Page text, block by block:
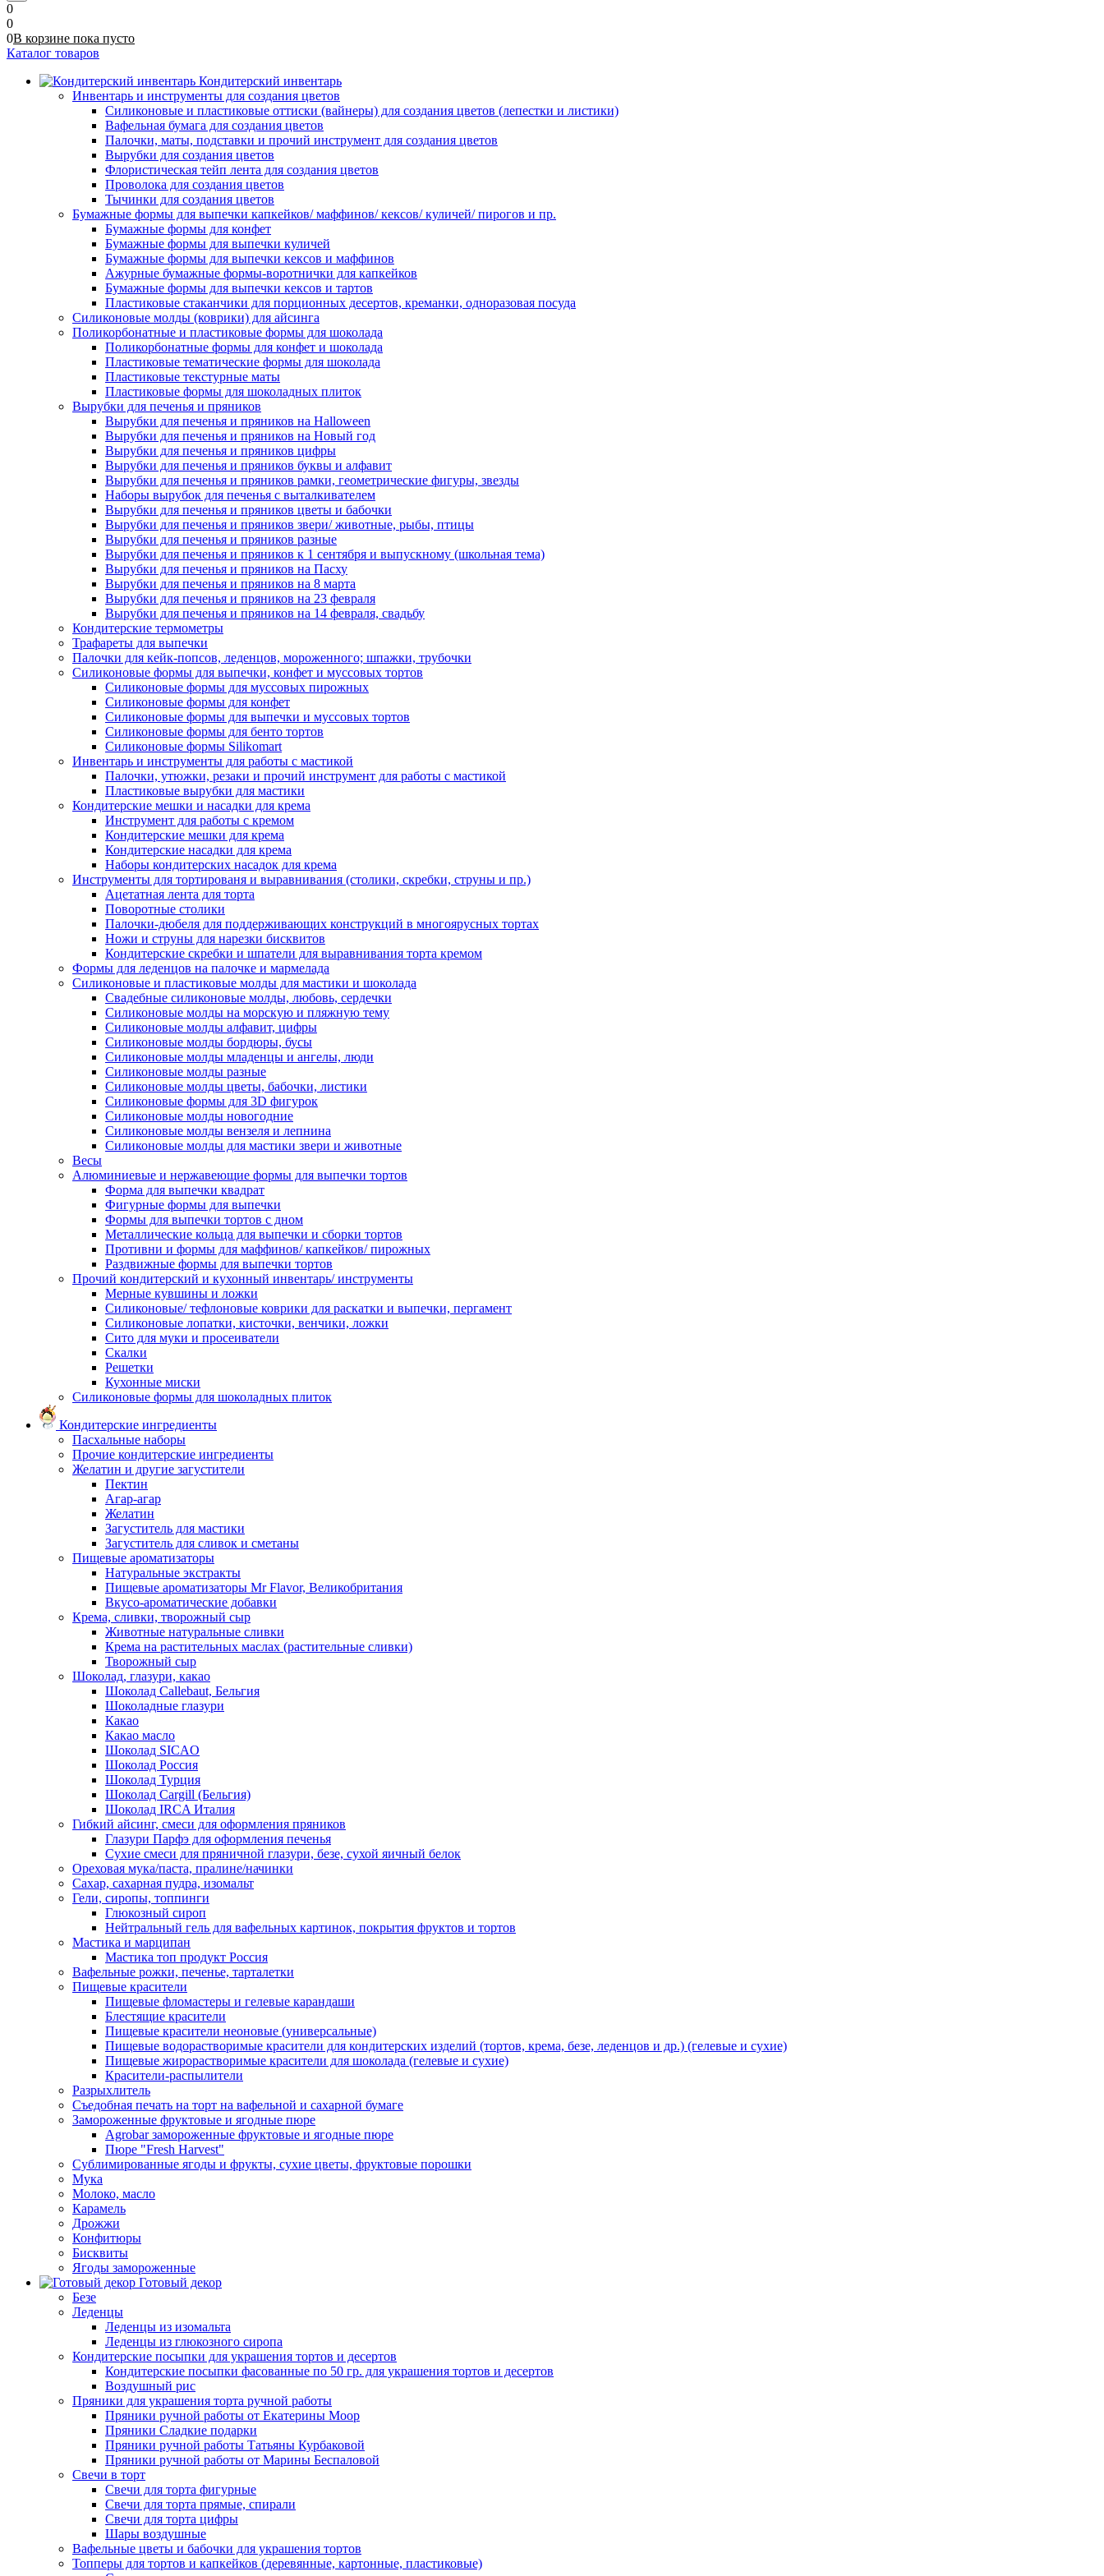
0
0
0В корзине пока пусто
Каталог товаров
Кондитерский инвентарь
Инвентарь и инструменты для создания цветов
Силиконовые и пластиковые оттиски (вайнеры) для создания цветов (лепестки и листики)
Вафельная бумага для создания цветов
Палочки, маты, подставки и прочий инструмент для создания цветов
Вырубки для создания цветов
Флористическая тейп лента для создания цветов
Проволока для создания цветов
Тычинки для создания цветов
Бумажные формы для выпечки капкейков/ маффинов/ кексов/ куличей/ пирогов и пр.
Бумажные формы для конфет
Бумажные формы для выпечки куличей
Бумажные формы для выпечки кексов и маффинов
Ажурные бумажные формы-воротнички для капкейков
Бумажные формы для выпечки кексов и тартов
Пластиковые стаканчики для порционных десертов, креманки, одноразовая посуда
Силиконовые молды (коврики) для айсинга
Поликорбонатные и пластиковые формы для шоколада
Поликорбонатные формы для конфет и шоколада
Пластиковые тематические формы для шоколада
Пластиковые текстурные маты
Пластиковые формы для шоколадных плиток
Вырубки для печенья и пряников
Вырубки для печенья и пряников на Halloween
Вырубки для печенья и пряников на Новый год
Вырубки для печенья и пряников цифры
Вырубки для печенья и пряников буквы и алфавит
Вырубки для печенья и пряников рамки, геометрические фигуры, звезды
Наборы вырубок для печенья с выталкивателем
Вырубки для печенья и пряников цветы и бабочки
Вырубки для печенья и пряников звери/ животные, рыбы, птицы
Вырубки для печенья и пряников разные
Вырубки для печенья и пряников к 1 сентября и выпускному (школьная тема)
Вырубки для печенья и пряников на Пасху
Вырубки для печенья и пряников на 8 марта
Вырубки для печенья и пряников на 23 февраля
Вырубки для печенья и пряников на 14 февраля, свадьбу
Кондитерские термометры
Трафареты для выпечки
Палочки для кейк-попсов, леденцов, мороженного; шпажки, трубочки
Силиконовые формы для выпечки, конфет и муссовых тортов
Силиконовые формы для муссовых пирожных
Силиконовые формы для конфет
Силиконовые формы для выпечки и муссовых тортов
Силиконовые формы для бенто тортов
Силиконовые формы Silikomart
Инвентарь и инструменты для работы с мастикой
Палочки, утюжки, резаки и прочий инструмент для работы с мастикой
Пластиковые вырубки для мастики
Кондитерские мешки и насадки для крема
Инструмент для работы с кремом
Кондитерские мешки для крема
Кондитерские насадки для крема
Наборы кондитерских насадок для крема
Инструменты для тортированя и выравнивания (столики, скребки, струны и пр.)
Ацетатная лента для торта
Поворотные столики
Палочки-дюбеля для поддерживающих конструкций в многоярусных тортах
Ножи и струны для нарезки бисквитов
Кондитерские скребки и шпатели для выравнивания торта кремом
Формы для леденцов на палочке и мармелада
Силиконовые и пластиковые молды для мастики и шоколада
Свадебные силиконовые молды, любовь, сердечки
Силиконовые молды на морскую и пляжную тему
Силиконовые молды алфавит, цифры
Силиконовые молды бордюры, бусы
Силиконовые молды младенцы и ангелы, люди
Силиконовые молды разные
Силиконовые молды цветы, бабочки, листики
Силиконовые формы для 3D фигурок
Силиконовые молды новогодние
Силиконовые молды вензеля и лепнина
Силиконовые молды для мастики звери и животные
Весы
Алюминиевые и нержавеющие формы для выпечки тортов
Форма для выпечки квадрат
Фигурные формы для выпечки
Формы для выпечки тортов с дном
Металлические кольца для выпечки и сборки тортов
Противни и формы для маффинов/ капкейков/ пирожных
Раздвижные формы для выпечки тортов
Прочий кондитерский и кухонный инвентарь/ инструменты
Мерные кувшины и ложки
Силиконовые/ тефлоновые коврики для раскатки и выпечки, пергамент
Силиконовые лопатки, кисточки, венчики, ложки
Сито для муки и просеиватели
Скалки
Решетки
Кухонные миски
Силиконовые формы для шоколадных плиток
Кондитерские ингредиенты
Пасхальные наборы
Прочие кондитерские ингредиенты
Желатин и другие загустители
Пектин
Агар-агар
Желатин
Загуститель для мастики
Загуститель для сливок и сметаны
Пищевые ароматизаторы
Натуральные экстракты
Пищевые ароматизаторы Mr Flavor, Великобритания
Вкусо-ароматические добавки
Крема, сливки, творожный сыр
Животные натуральные сливки
Крема на растительных маслах (растительные сливки)
Творожный сыр
Шоколад, глазури, какао
Шоколад Callebaut, Бельгия
Шоколадные глазури
Какао
Какао масло
Шоколад SICAO
Шоколад Россия
Шоколад Турция
Шоколад Cargill (Бельгия)
Шоколад IRCA Италия
Гибкий айсинг, смеси для оформления пряников
Глазури Парфэ для оформления печенья
Сухие смеси для пряничной глазури, безе, сухой яичный белок
Ореховая мука/паста, пралине/начинки
Сахар, сахарная пудра, изомальт
Гели, сиропы, топпинги
Глюкозный сироп
Нейтральный гель для вафельных картинок, покрытия фруктов и тортов
Мастика и марципан
Мастика топ продукт Россия
Вафельные рожки, печенье, тарталетки
Пищевые красители
Пищевые фломастеры и гелевые карандаши
Блестящие красители
Пищевые красители неоновые (универсальные)
Пищевые водорастворимые красители для кондитерских изделий (тортов, крема, безе, леденцов и др.) (гелевые и сухие)
Пищевые жирорастворимые красители для шоколада (гелевые и сухие)
Красители-распылители
Разрыхлитель
Съедобная печать на торт на вафельной и сахарной бумаге
Замороженные фруктовые и ягодные пюре
Agrobar замороженные фруктовые и ягодные пюре
Пюре "Fresh Harvest"
Сублимированные ягоды и фрукты, сухие цветы, фруктовые порошки
Мука
Молоко, масло
Карамель
Дрожжи
Конфитюры
Бисквиты
Ягоды замороженные
Готовый декор
Безе
Леденцы
Леденцы из изомальта
Леденцы из глюкозного сиропа
Кондитерские посыпки для украшения тортов и десертов
Кондитерские посыпки фасованные по 50 гр. для украшения тортов и десертов
Воздушный рис
Пряники для украшения торта ручной работы
Пряники ручной работы от Екатерины Моор
Пряники Сладкие подарки
Пряники ручной работы Татьяны Курбаковой
Пряники ручной работы от Марины Беспаловой
Свечи в торт
Свечи для торта фигурные
Свечи для торта прямые, спирали
Свечи для торта цифры
Шары воздушные
Вафельные цветы и бабочки для украшения тортов
Топперы для тортов и капкейков (деревянные, картонные, пластиковые)